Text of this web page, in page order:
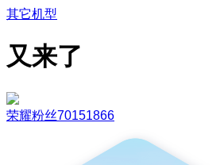
其它机型
又来了
荣耀粉丝70151866